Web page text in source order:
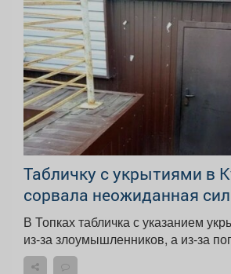
Табличку с укрытиями в
сорвала неожиданная
В Топках табличка с указанием